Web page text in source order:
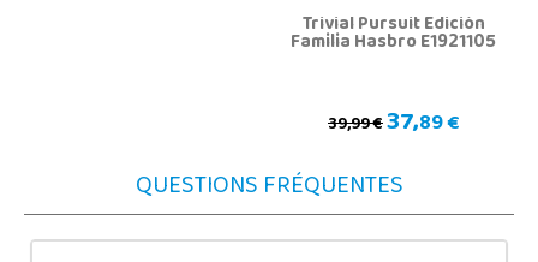
Trivial Pursuit Edición
Familia Hasbro E1921105
39,99 €37,89 €
QUESTIONS FRÉQUENTES